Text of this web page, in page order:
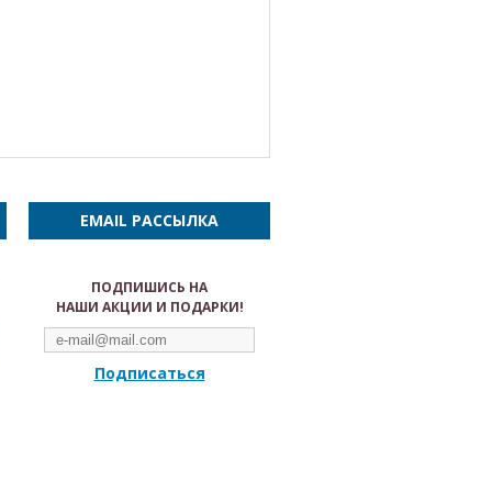
EMAIL РАССЫЛКА
ПОДПИШИСЬ НА
НАШИ АКЦИИ И ПОДАРКИ!
Подписаться